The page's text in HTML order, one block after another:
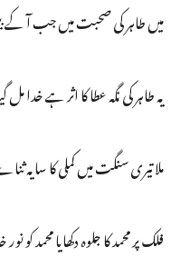
میں طاہر کی صحبت میں جب آ کے
یہ طاہر کی نگہ عطا کا اثر ہے خدا
ملا تیری سنگت میں کملی کا سایہ
فلک پر محمد کا جلوہ دکھایا محمد کو